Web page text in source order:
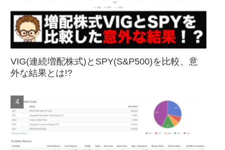
VIG(連続増配株式)とSPY(S&P500)を比較、意
外な結果とは!?